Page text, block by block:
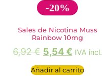
-20%
Sales de Nicotina Muss
Rainbow 10mg
6,92€ 5,54€ IVA incl.
Añadir al carrito